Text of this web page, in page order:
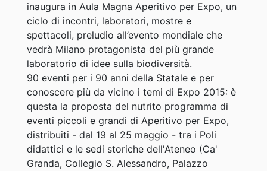
inaugura in Aula Magna Aperitivo per Expo, un
ciclo di incontri, laboratori, mostre e
spettacoli, preludio all’evento mondiale che
vedrà Milano protagonista del più grande
laboratorio di idee sulla biodiversità.
90 eventi per i 90 anni della Statale e per
conoscere più da vicino i temi di Expo 2015: è
questa la proposta del nutrito programma di
eventi piccoli e grandi di Aperitivo per Expo,
distribuiti - dal 19 al 25 maggio - tra i Poli
didattici e le sedi storiche dell'Ateneo (Ca'
Granda, Collegio S. Alessandro, Palazzo